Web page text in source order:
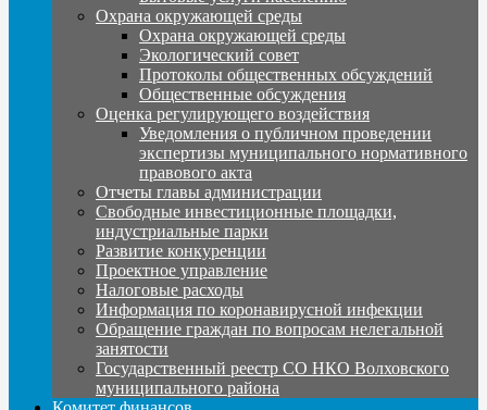
Охрана окружающей среды
Охрана окружающей среды
Экологический совет
Протоколы общественных обсуждений
Общественные обсуждения
Оценка регулирующего воздействия
Уведомления о публичном проведении
экспертизы муниципального нормативного
правового акта
Отчеты главы администрации
Свободные инвестиционные площадки,
индустриальные парки
Развитие конкуренции
Проектное управление
Налоговые расходы
Информация по коронавирусной инфекции
Обращение граждан по вопросам нелегальной
занятости
Государственный реестр СО НКО Волховского
муниципального района